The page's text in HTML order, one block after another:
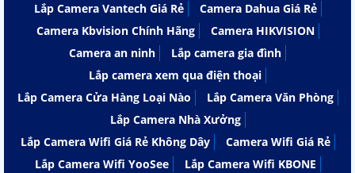
Lắp Camera Vantech Giá Rẻ
Camera Dahua Giá Rẻ
Camera Kbvision Chính Hãng
Camera HIKVISION
Camera an ninh
Lắp camera gia đình
Lắp camera xem qua điện thoại
Lắp Camera Cửa Hàng Loại Nào
Lắp Camera Văn Phòng
Lắp Camera Nhà Xưởng
Lắp Camera Wifi Giá Rẻ Không Dây
Camera Wifi Giá Rẻ
Lắp Camera Wifi YooSee
Lắp Camera Wifi KBONE